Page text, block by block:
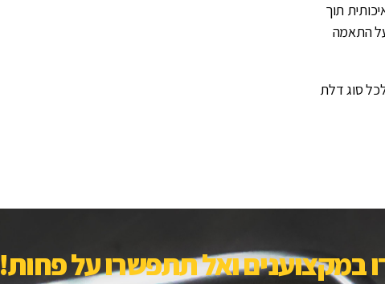
תוך
התאמה
סוג דלת
במקצוענים ואל תתפשרו על פחות!​